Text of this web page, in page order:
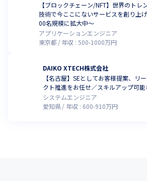
【ブロックチェーン/NFT】世界のトレ
技術で今ここにないサービスを創り上
00名規模に拡大中～
アプリケーションエンジニア
東京都
年収 :500-1000万円
DAIKO XTECH株式会社
【名古屋】SEとしてお客様提案、リ
クト推進をお任せ／スキルアップ可
システムエンジニア
愛知県
年収 : 600-910万円